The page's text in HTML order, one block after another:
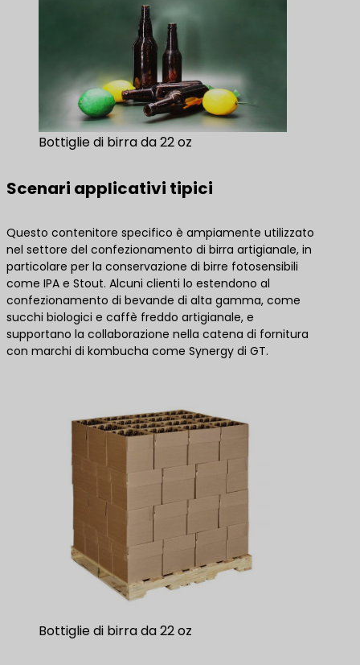
Bottiglie di birra da 22 oz
Scenari applicativi tipici
Questo contenitore specifico è ampiamente utilizzato
nel settore del confezionamento di birra artigianale, in
particolare per la conservazione di birre fotosensibili
come IPA e Stout. Alcuni clienti lo estendono al
confezionamento di bevande di alta gamma, come
succhi biologici e caffè freddo artigianale, e
supportano la collaborazione nella catena di fornitura
con marchi di kombucha come Synergy di GT.
Bottiglie di birra da 22 oz